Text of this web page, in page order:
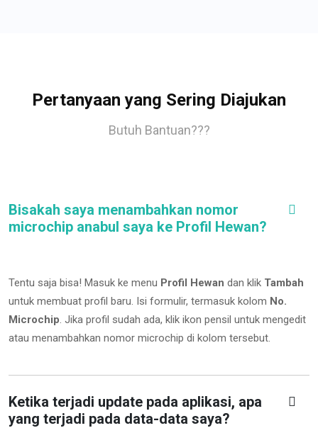
Pertanyaan yang Sering Diajukan
Butuh Bantuan???
Bisakah saya menambahkan nomor
microchip anabul saya ke Profil Hewan?
Tentu saja bisa! Masuk ke menu Profil Hewan dan klik Tambah
untuk membuat profil baru. Isi formulir, termasuk kolom No.
Microchip. Jika profil sudah ada, klik ikon pensil untuk mengedit
atau menambahkan nomor microchip di kolom tersebut.
Ketika terjadi update pada aplikasi, apa
yang terjadi pada data-data saya?